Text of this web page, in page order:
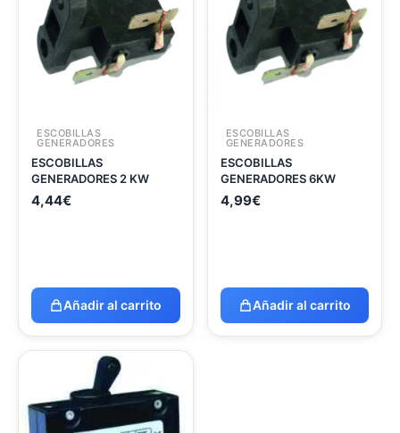
ESCOBILLAS
GENERADORES
ESCOBILLAS
GENERADORES 2 KW
4,44€
Añadir al carrito
ESCOBILLAS
GENERADORES
ESCOBILLAS
GENERADORES 6KW
4,99€
Añadir al carrito